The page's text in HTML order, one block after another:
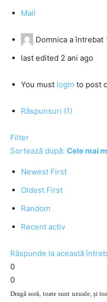
Mail
Domnica a întrebat
last edited 2 ani ago
You must login to post
Răspunsuri (1)
Filter
Sortează după: Cele mai
Newest First
Oldest First
Random
Recent activ
Răspunde la această
0
0
Dragă soră, toate sunt uzuale, și